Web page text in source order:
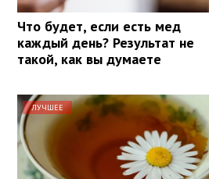
Что будет, если есть мед
каждый день? Результат не
такой, как вы думаете
ЛУЧШЕЕ